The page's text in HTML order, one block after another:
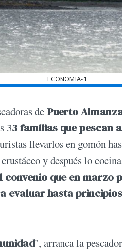
ECONOMIA-1
de Puerto
33 familias que pescan
llevarlos en gomón
y después lo
que en marzo
evaluar hasta
", arranca la